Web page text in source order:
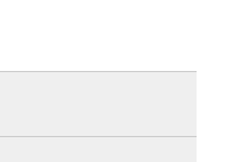
부할 수 있으
있습니다
종 및 민족, 사
적 성향 및 범